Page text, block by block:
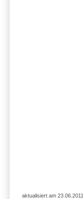
aktualisiert am 23.06.2011